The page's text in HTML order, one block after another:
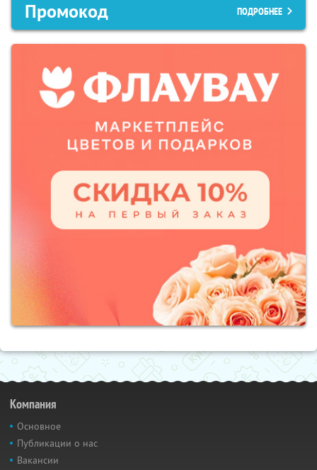
Промокод ПОДРОБНЕЕ
Компания
Основное
Публикации о нас
Вакансии